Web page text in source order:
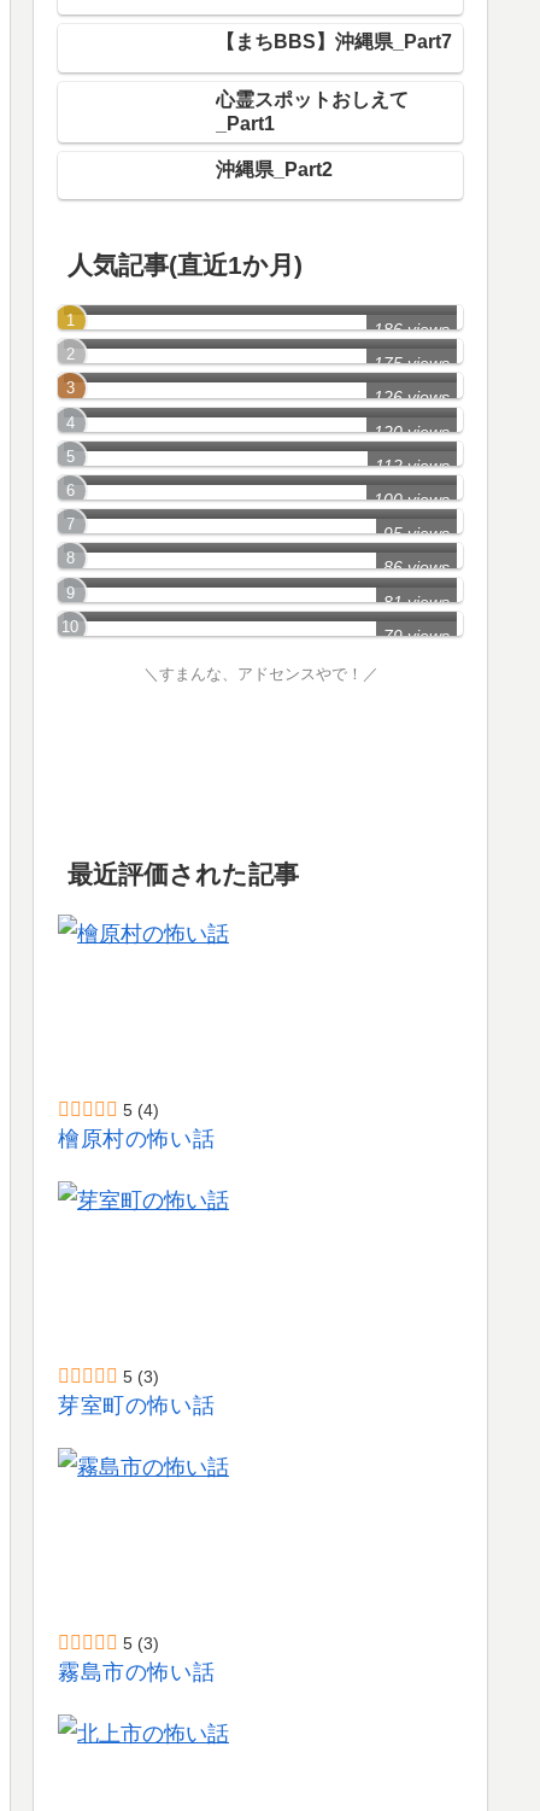
【まちBBS】沖縄県_Part7
心霊スポットおしえて
_Part1
沖縄県_Part2
人気記事(直近1か月)
186 views
千葉市(中央区)の怖い話
175 views
千葉市(稲毛区)の怖い話
126 views
柏市の怖い話
120 views
市川市の怖い話
112 views
市原市の怖い話
100 views
松戸市の怖い話
95 views
習志野市の怖い話
86 views
成田市の怖い話
81 views
木更津市の怖い話
79 views
＼すまんな、アドセンスやで！／
最近評価された記事
5 (4)
檜原村の怖い話
5 (3)
芽室町の怖い話
5 (3)
霧島市の怖い話